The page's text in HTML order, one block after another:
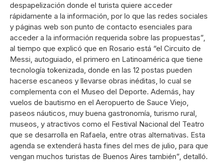
despapelización donde el turista quiere acceder
rápidamente a la información, por lo que las redes sociales
y páginas web son punto de contacto esenciales para
acceder a la información requerida sobre las propuestas”,
al tiempo que explicó que en Rosario está “el Circuito de
Messi, autoguiado, el primero en Latinoamérica que tiene
tecnología tokenizada, donde en las 12 postas pueden
hacerse escaneos y llevarse obras inéditas, lo cual se
complementa con el Museo del Deporte. Además, hay
vuelos de bautismo en el Aeropuerto de Sauce Viejo,
paseos náuticos, muy buena gastronomía, turismo rural,
museos, y atractivos como el Festival Nacional del Teatro
que se desarrolla en Rafaela, entre otras alternativas. Esta
agenda se extenderá hasta fines del mes de julio, para que
vengan muchos turistas de Buenos Aires también”, detalló.